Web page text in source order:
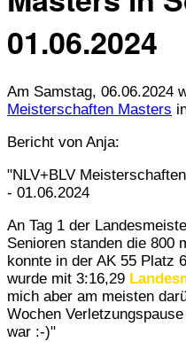
01.06.2024
Am Samstag, 06.06.2024
Meisterschaften Masters
Bericht von Anja:
"NLV+BLV
- 01.06.2024
An Tag 1 der
Senioren standen die 800
konnte in der AK 55 Platz
wurde mit 3:16,29
mich aber am meisten
Wochen
war :-)"